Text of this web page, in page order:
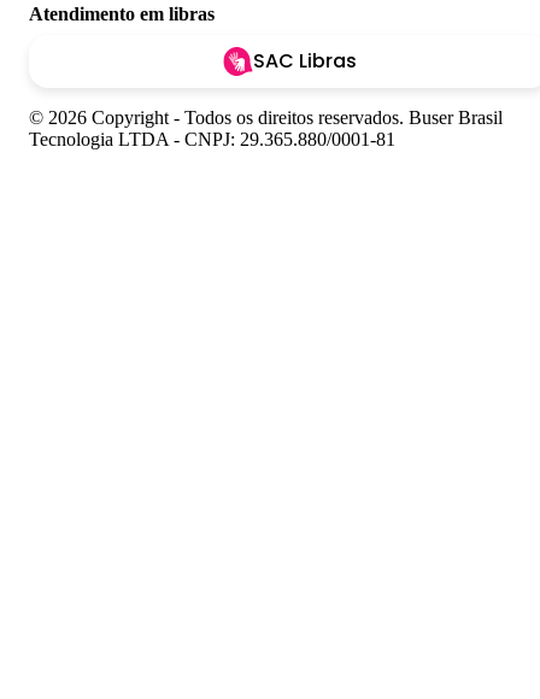
Atendimento em libras
SAC Libras
© 2026 Copyright - Todos os direitos reservados. Buser Brasil
Tecnologia LTDA - CNPJ: 29.365.880/0001-81